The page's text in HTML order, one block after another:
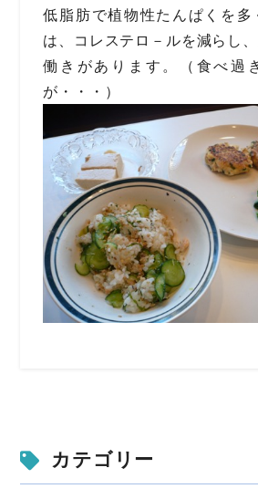
低脂肪で植物性たんぱくを多
は、コレステロ－ルを減らし
働きがあります。（食べ過
が・・・）
カテゴリー